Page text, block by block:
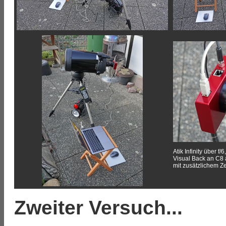
Atik Infinity über f/
Visual Back an C8
mit zusätzlichem
Zweiter Versuch...